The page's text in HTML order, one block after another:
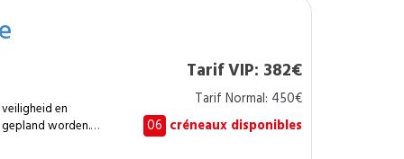
en zones die een
ongeveer 80
grote werf.
zorgvuldige
tussenkomst
infiltraties te
en
worden.
Tarif VIP: 382€
Tarif Normal: 450€
06 créneaux disponibles